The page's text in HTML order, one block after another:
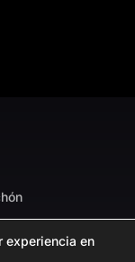
experiencia en